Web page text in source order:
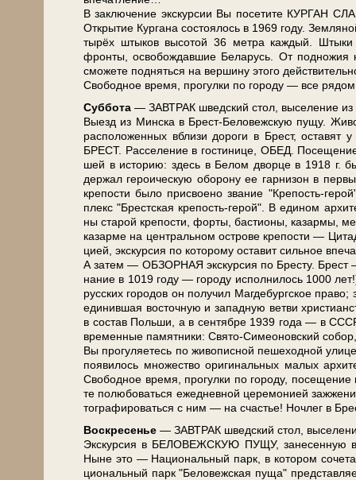
В за­клю­че­ние экс­кур­сии Вы по­се­ти­те КУРГАН
Открытие Кур­га­на состоялось в 1969 го­ду.
ты­рёх штыков вы­со­той 36 мет­ра каж­дый.
фронты, освобождавшие Бе­ла­русь. От под­но­жия
смо­же­те под­нять­ся на вер­ши­ну это­го
Сво­бод­ное вре­мя, про­гул­ки по го­ро­ду — все
Суб­бо­та — ЗАВ­ТРАК швед­ский стол, вы­се­ле­ние из
Выезд из Мин­ска в Брест-Беловежскую пу­щу.
рас­по­ло­жен­ных вбли­зи до­ро­ги в Брест,
БРЕСТ. Расселение в го­сти­ни­це, ОБЕД.
шей в ис­то­рию: здесь в Бе­лом двор­це в 1918 г.
дер­жал ге­ро­и­че­скую обо­ро­ну ее гар­ни­зон в
кре­по­сти бы­ло присвоено звание "Крепость-
плекс "Брест­ская крепость-герой". В еди­ном
ны ста­рой кре­по­сти, фор­ты, ба­сти­о­ны, ка­зар­мы,
ка­зар­ме на цен­траль­ном ост­ро­ве кре­по­сти —
ци­ей, экскурсия по ко­то­ро­му оста­вит сильное
А затем — ОБЗОРНАЯ экскурсия по Бре­сту.
на­ние в 1019 го­ду — го­ро­ду ис­пол­ни­лось 1000
рус­ских го­ро­дов он по­лу­чил Маг­де­бург­ское
еди­нив­шая во­сточ­ную и за­пад­ную вет­ви
в со­став Поль­ши, а в сен­тяб­ре 1939 го­да — в
вре­мен­ные па­мят­ни­ки: Свято-Симеоновский
Вы про­гу­ля­е­тесь по жи­во­пис­ной пе­ше­ход­ной
появилось мно­же­ство ори­ги­наль­ных ма­лых
Сво­бод­ное вре­мя, про­гул­ки по го­ро­ду,
те по­лю­бо­вать­ся еже­днев­ной це­ре­мо­ни­ей
то­гра­фи­ро­вать­ся с ним — на сча­стье! Ноч­лег в
Вос­кре­се­нье — ЗАВ­ТРАК швед­ский стол,
Экс­кур­сия в БЕЛОВЕЖСКУЮ ПУЩУ, за­не­сен­ную в
Ныне это — На­ци­о­наль­ный парк, в ко­то­ром
ци­о­наль­ный парк "Бе­ло­веж­ская пу­ща"